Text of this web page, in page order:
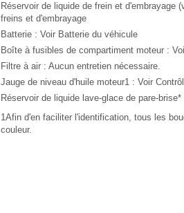
Réservoir de liquide de frein et d'embrayage
freins et d'embrayage
Batterie : Voir Batterie du véhicule
Boîte à fusibles de compartiment moteur :
Filtre à air : Aucun entretien nécessaire.
Jauge de niveau d'huile moteur1 : Voir
Réservoir de liquide lave-glace de pare-
1Afin d'en faciliter l'identification, tous les
couleur.